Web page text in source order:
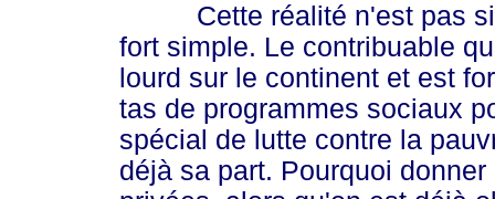
Cette réalité n'est pas si
fort simple. Le contribuable
lourd sur le continent et est
tas de programmes sociaux
spécial de lutte contre la
déjà sa part. Pourquoi